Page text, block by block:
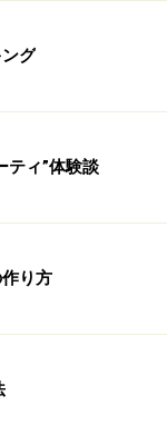
グ
ティ”体験談
り方